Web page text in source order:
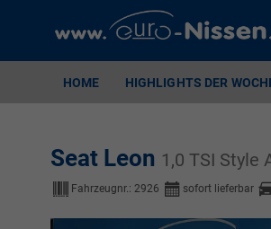
HOME HIGHLIGHTS DER
Seat Leon 1,0 TSI Style
Fahrzeugnr.: 2926 sofort lieferbar